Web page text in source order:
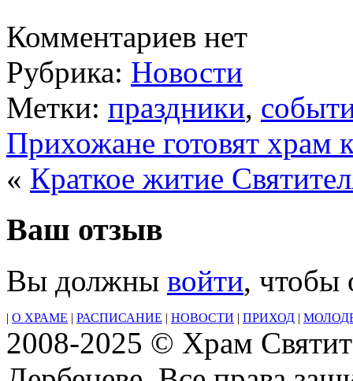
Комментариев нет
Рубрика: Новости
Метки: праздники,
Прихожане готовят храм
« Краткое житие
Ваш отзыв
Вы должны войти, чтобы
| О ХРАМЕ | РАСПИСАНИЕ | НОВОСТИ | ПРИХОД |
2008-2025 © Храм